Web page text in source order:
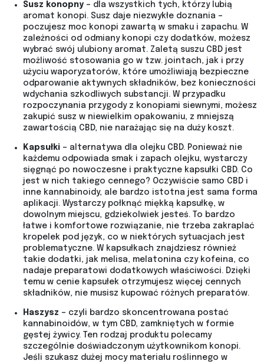
Susz konopny– dla wszystkich tych, którzy lubią
aromat konopi. Susz daje niezwykłe doznania –
poczujesz moc konopi zawartą w smaku i zapachu. W
zależności od odmiany konopi czy dodatków, możesz
wybrać swój ulubiony aromat. Zaletą suszu CBD jest
możliwość stosowania go w tzw. jointach, jak i przy
użyciu waporyzatorów, które umożliwiają bezpieczne
odparowanie aktywnych składników, bez konieczności
wdychania szkodliwych substancji. W przypadku
rozpoczynania przygody z konopiami siewnymi, możesz
zakupić susz w niewielkim opakowaniu, z mniejszą
zawartością CBD, nie narażając się na duży koszt.
Kapsułki– alternatywa dla olejku CBD. Ponieważ nie
każdemu odpowiada smak i zapach olejku, wystarczy
sięgnąć po nowoczesne i praktyczne kapsułki CBD. Co
jest w nich takiego cennego? Oczywiście samo CBD i
inne kannabinoidy, ale bardzo istotna jest sama forma
aplikacji. Wystarczy połknąć miękką kapsułkę, w
dowolnym miejscu, gdziekolwiek jesteś. To bardzo
łatwe i komfortowe rozwiązanie, nie trzeba zakraplać
kropelek pod język, co w niektórych sytuacjach jest
problematyczne. W kapsułkach znajdziesz również
takie dodatki, jak melisa, melatonina czy kofeina, co
nadaje preparatowi dodatkowych właściwości. Dzięki
temu w cenie kapsułek otrzymujesz więcej cennych
składników, nie musisz kupować różnych preparatów.
Haszysz – czyli bardzo skoncentrowana postać
kannabinoidów, w tym CBD, zamkniętych w formie
gęstej żywicy. Ten rodzaj produktu polecamy
szczególnie doświadczonym użytkownikom konopi.
Jeśli szukasz dużej mocy materiału roślinnego w